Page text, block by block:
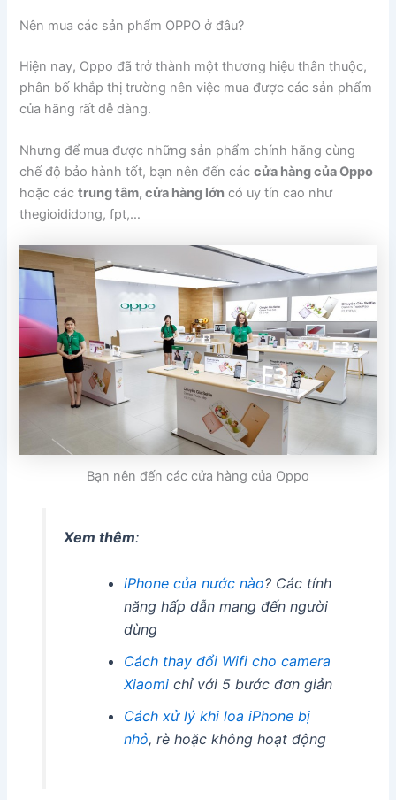
Nên mua các sản phẩm OPPO ở đâu?
Hiện nay, Oppo đã trở thành một thương hiệu thân thuộc,
phân bố khắp thị trường nên việc mua được các sản phẩm
của hãng rất dễ dàng.
Nhưng để mua được những sản phẩm chính hãng cùng
chế độ bảo hành tốt, bạn nên đến cáccửa hàng của Oppo
hoặc cáctrung tâm, cửa hàng lớn có uy tín cao như
thegioididong, fpt,…
Bạn nên đến các cửa hàng của Oppo
Xem thêm:
iPhone của nước nào? Các tính
năng hấp dẫn mang đến người
dùng
Cách thay đổi Wifi cho camera
Xiaomichỉ với 5 bước đơn giản
Cách xử lý khi loa iPhone bị
nhỏ, rè hoặc không hoạt động